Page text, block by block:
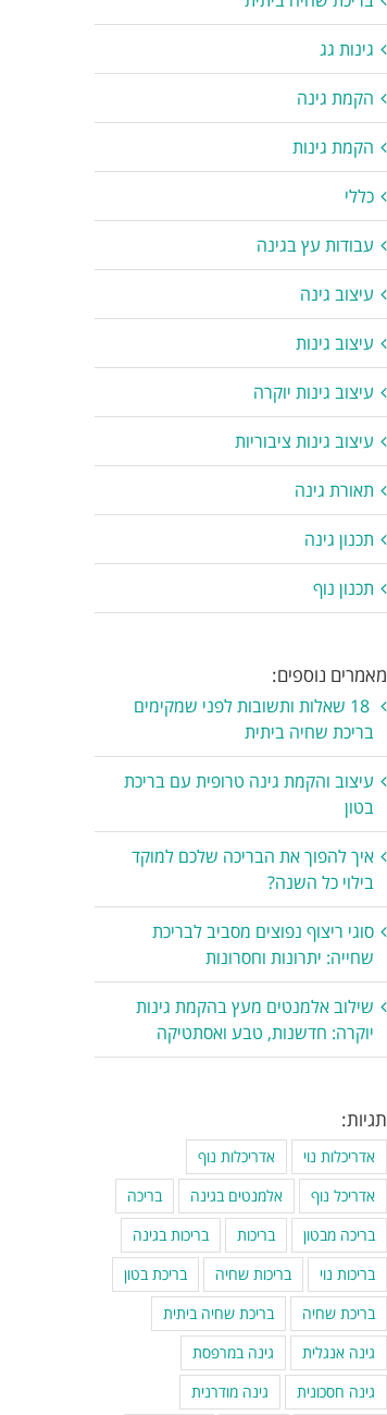
גינות גג
הקמת גינה
הקמת גינות
כללי
עבודות עץ בגינה
עיצוב גינה
עיצוב גינות
עיצוב גינות יוקרה
עיצוב גינות ציבוריות
תאורת גינה
תכנון גינה
תכנון נוף
מאמרים נוספים:
18 שאלות ותשובות לפני שמקימים
בריכת שחיה ביתית
עיצוב והקמת גינה טרופית עם בריכת
בטון
איך להפוך את הבריכה שלכם למוקד
בילוי כל השנה?
סוגי ריצוף נפוצים מסביב לבריכת
שחייה: יתרונות וחסרונות
שילוב אלמנטים מעץ בהקמת גינות
יוקרה: חדשנות, טבע ואסתטיקה
תגיות:
אדריכלות נוי
אדריכלות נוף
אדריכל נוף
אלמנטים בגינה
בריכה
בריכה מבטון
בריכות
בריכות בגינה
בריכות נוי
בריכות שחיה
בריכת בטון
בריכת שחיה
בריכת שחיה ביתית
גינה אנגלית
גינה במרפסת
גינה חסכונית
גינה מודרנית